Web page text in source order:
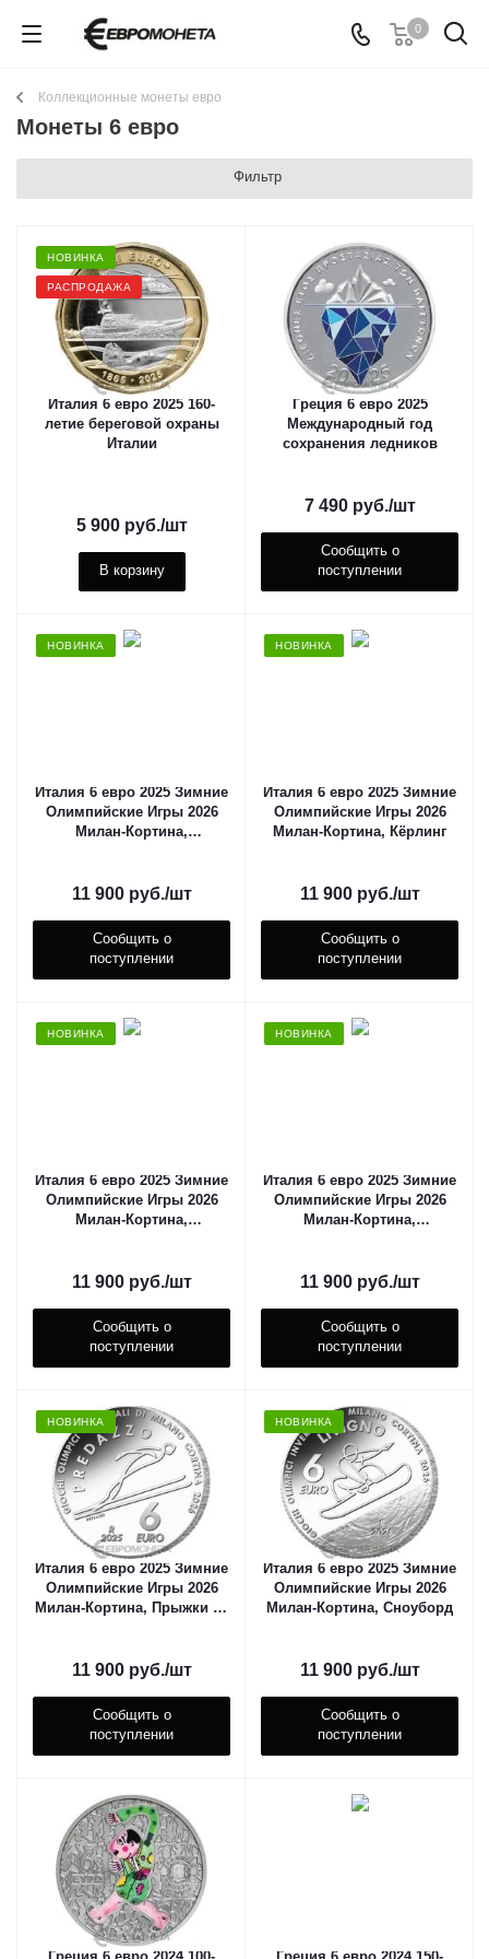
0
Коллекционные монеты евро
Монеты 6 евро
Фильтр
НОВИНКА
РАСПРОДАЖА
Италия 6 евро 2025 160-
летие береговой охраны
Италии
5 900руб./шт
В корзину
Греция 6 евро 2025
Международный год
сохранения ледников
7 490руб./шт
Сообщить о
поступлении
НОВИНКА
Италия 6 евро 2025 Зимние
Олимпийские Игры 2026
Милан-Кортина,
11 900руб./шт
Сообщить о
поступлении
НОВИНКА
Италия 6 евро 2025 Зимние
Олимпийские Игры 2026
Милан-Кортина, Кёрлинг
11 900руб./шт
Сообщить о
поступлении
НОВИНКА
Италия 6 евро 2025 Зимние
Олимпийские Игры 2026
Милан-Кортина,
11 900руб./шт
Сообщить о
поступлении
НОВИНКА
Италия 6 евро 2025 Зимние
Олимпийские Игры 2026
Милан-Кортина,
11 900руб./шт
Сообщить о
поступлении
НОВИНКА
Италия 6 евро 2025 Зимние
Олимпийские Игры 2026
Милан-Кортина, Прыжки на
11 900руб./шт
Сообщить о
поступлении
НОВИНКА
Италия 6 евро 2025 Зимние
Олимпийские Игры 2026
Милан-Кортина, Сноуборд
11 900руб./шт
Сообщить о
поступлении